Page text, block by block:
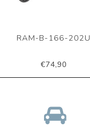
RAM-B-166-202U
€74,90